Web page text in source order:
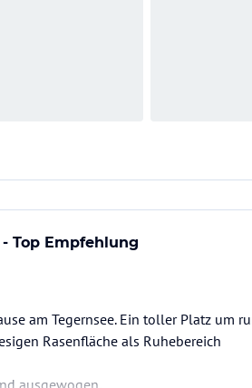
Top Empfehlung
am Tegernsee. Ein toller Platz um
Rasenfläche als Ruhebereich
ausgewogen.